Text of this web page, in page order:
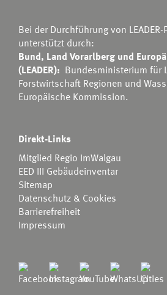
Bei der Durchführung von
unterstützt durch:
Bund, Land Vorarlberg und
(LEADER): Bundesministerium für
Forstwirtschaft Regionen und
Europäische Kommission.
Direkt-Links
Mitglied Regio ImWalgau
EED III Gebäudeinventar
Sitemap
Datenschutz & Cookies
Barrierefreiheit
Impressum